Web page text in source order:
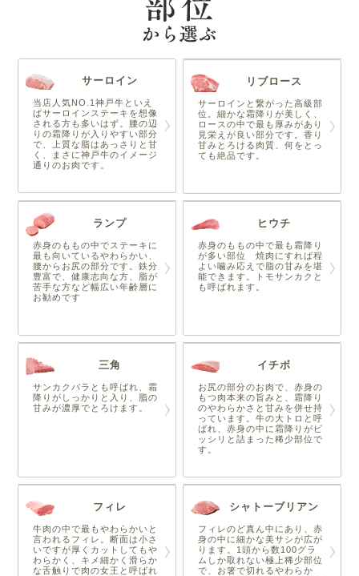
サーロイン
当店人気NO.1神戸牛といえ
ばサーロインステーキを想像
される方も多いはず。腰の辺
りの霜降りが入りやすい部分
で、上質な脂はあっさりと甘
く、まさに神戸牛のイメージ
通りのお肉です。
リブロース
サーロインと繋がった高級部
位。細かな霜降りが美しく、
ロースの中で最も厚みがあり
見栄えが良い部分です。香り
甘みとろける肉質、何をとっ
ても絶品です。
ランプ
赤身のももの中でステーキに
最も向いているやわらかい、
腰からお尻の部分です。鉄分
豊富で、健康志向な方、脂が
苦手な方など幅広い年齢層に
お勧めです
ヒウチ
赤身のももの中で最も霜降り
が多い部位 焼肉にすれば程
よい噛み応えで脂の甘みを堪
能できます。トモサンカクと
も呼ばれます。
三角
サンカクバラとも呼ばれ、霜
降りがしっかりと入り、脂の
甘みが濃厚でとろけます。
イチボ
お尻の部分のお肉で、赤身の
もつ肉本来の旨みと、霜降り
のやわらかさと甘みを併せ持
っています。牛の大トロと呼
ばれ、赤身の中に霜降りがビ
ッシリと詰まった稀少部位で
す。
フィレ
牛肉の中で最もやわらかいと
言われるフィレ。断面は小さ
いですが厚くカットしてもや
わらかく、キメ細かく滑らか
な舌触りで肉の女王と呼ばれ
シャトーブリアン
フィレのど真ん中にあり、赤
身の中に細かな美サシが広が
ります。1頭から数100グラ
ムしか取れない極上稀少部位
で、お箸で切れるやわらか